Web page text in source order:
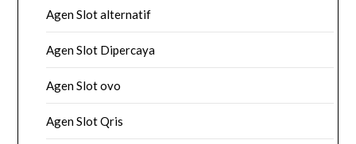
Agen Slot alternatif
Agen Slot Dipercaya
Agen Slot ovo
Agen Slot Qris